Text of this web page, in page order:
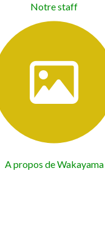
Notre staff
A propos de Wakayama